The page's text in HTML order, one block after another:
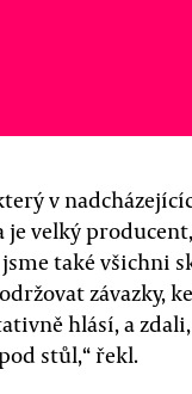
v
je velký
také všichni
závazky,
hlásí, a
stůl,“ řekl.